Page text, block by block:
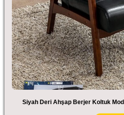
Siyah Deri Ahşap Berjer Koltuk